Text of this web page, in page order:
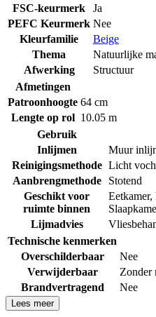
FSC-keurmerk
Ja
PEFC Keurmerk Nee
Kleurfamilie
Beige
Thema
Natuurlijke
Afwerking
Structuur
Afmetingen
Patroonhoogte 64 cm
Lengte op rol 10.05 m
Gebruik
Inlijmen
Muur
Reinigingsmethode Licht
Aanbrengmethode
Stotend
Geschikt voor
ruimte binnen
Eetkamer,
Lijmadvies
Technische kenmerken
Overschilderbaar
Nee
Verwijderbaar
Zonder
Brandvertragend
Nee
Lees meer